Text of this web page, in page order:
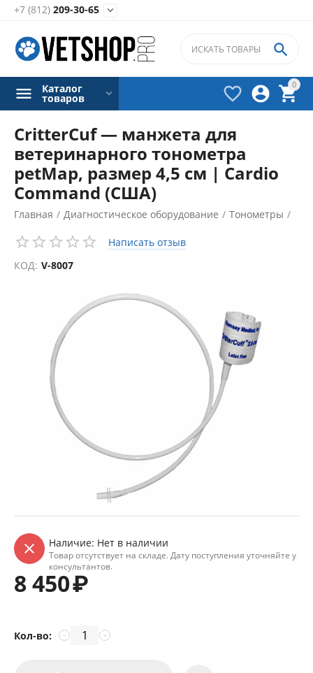
+7 (812) 209-30-65 
0




Каталог
товаров
CritterCuf — манжета для
ветеринарного тонометра
petMap, размер 4,5 см | Cardio
Command (США)
Главная / Диагностическое оборудование / Тонометры /
Аксессуары для тонометровНаписать отзыв
КОД: V-8007
Наличие: Нет в наличии
Товар отсутствует на складе. Дату поступления уточняйте у
консультантов.
8 450₽
Кол-во: +
−